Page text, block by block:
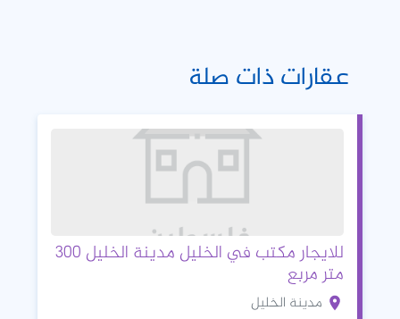
عقارات ذات صلة
للايجار مكتب في الخليل مدينة الخليل 300
متر مربع
مدينة الخليل